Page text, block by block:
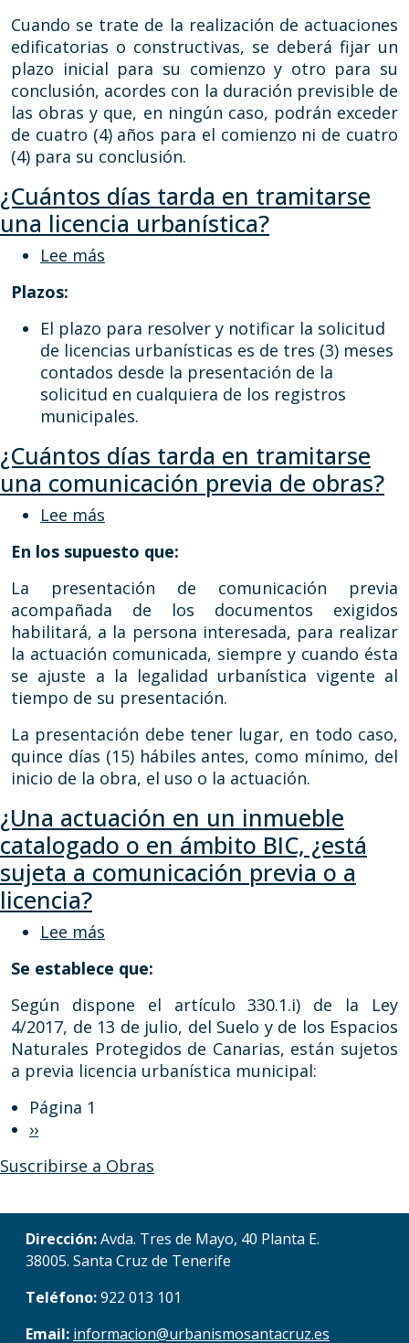
Cuando se trate de la realización de actuaciones
edificatorias o constructivas, se deberá fijar un
plazo inicial para su comienzo y otro para su
conclusión, acordes con la duración previsible de
las obras y que, en ningún caso, podrán exceder
de cuatro (4) años para el comienzo ni de cuatro
(4) para su conclusión.
¿Cuántos días tarda en tramitarse
una licencia urbanística?
Lee más
Plazos:
El plazo para resolver y notificar la solicitud
de licencias urbanísticas es de tres (3) meses
contados desde la presentación de la
solicitud en cualquiera de los registros
municipales.
¿Cuántos días tarda en tramitarse
una comunicación previa de obras?
Lee más
En los supuesto que:
La presentación de comunicación previa
acompañada de los documentos exigidos
habilitará, a la persona interesada, para realizar
la actuación comunicada, siempre y cuando ésta
se ajuste a la legalidad urbanística vigente al
tiempo de su presentación.
La presentación debe tener lugar, en todo caso,
quince días (15) hábiles antes, como mínimo, del
inicio de la obra, el uso o la actuación.
¿Una actuación en un inmueble
catalogado o en ámbito BIC, ¿está
sujeta a comunicación previa o a
licencia?
Lee más
Se establece que:
Según dispone el artículo 330.1.i) de la Ley
4/2017, de 13 de julio, del Suelo y de los Espacios
Naturales Protegidos de Canarias, están sujetos
a previa licencia urbanística municipal:
Paginación
Página 1
Siguiente página
››
Suscribirse a Obras
Dirección:Avda. Tres de Mayo, 40 Planta E.
38005. Santa Cruz de Tenerife
Teléfono:922 013 101
Email: informacion@urbanismosantacruz.es